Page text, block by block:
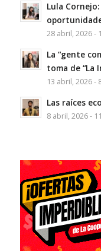
Lula
28 abril, 2026 -
La “gente
toma de “La
13 abril, 2026 -
Las raíces
8 abril, 2026 -